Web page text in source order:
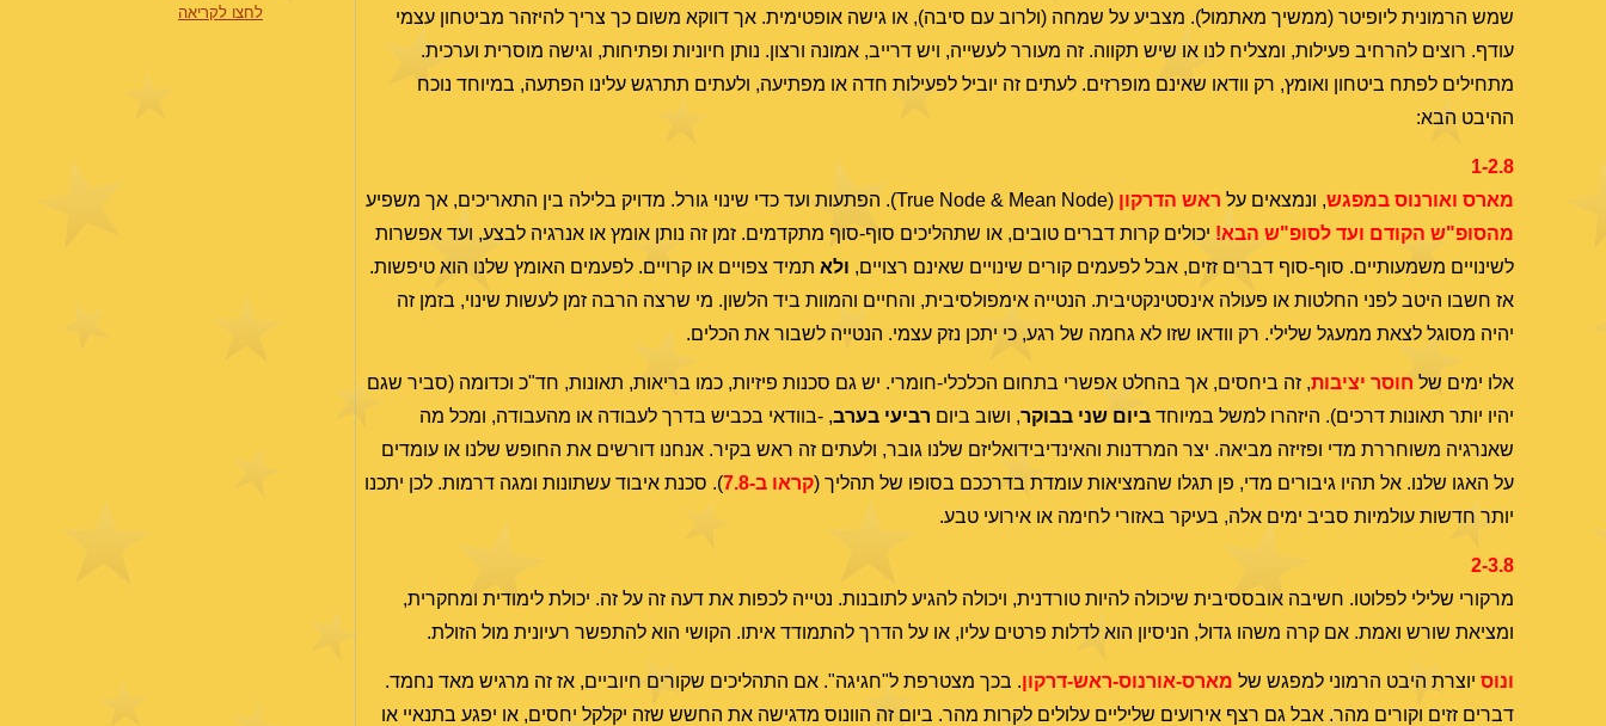
שמש הרמונית ליופיטר (ממשיך מאתמול). מצביע על שמחה (ולרוב עם סיבה), או גישה אופטימית. אך דווקא משום כך צריך להיזהר מביטחון עצמי
עודף. רוצים להרחיב פעילות, ומצליח לנו או שיש תקווה. זה מעורר לעשייה, ויש דרייב, אמונה ורצון. נותן חיוניות ופתיחות, וגישה מוסרית וערכית.
מתחילים לפתח ביטחון ואומץ, רק וודאו שאינם מופרזים. לעתים זה יוביל לפעילות חדה או מפתיעה, ולעתים תתרגש עלינו הפתעה, במיוחד נוכח
ההיבט הבא:
1-2.8
מארס ואורנוס במפגש, ונמצאים על ראש הדרקון (True Node & Mean Node). הפתעות ועד כדי שינוי גורל. מדויק בלילה בין התאריכים, אך משפיע
מהסופ"ש הקודם ועד לסופ"ש הבא! יכולים קרות דברים טובים, או שתהליכים סוף-סוף מתקדמים. זמן זה נותן אומץ או אנרגיה לבצע, ועד אפשרות
לשינויים משמעותיים. סוף-סוף דברים זזים, אבל לפעמים קורים שינויים שאינם רצויים, ולא תמיד צפויים או קרויים. לפעמים האומץ שלנו הוא טיפשות.
אז חשבו היטב לפני החלטות או פעולה אינסטינקטיבית. הנטייה אימפולסיבית, והחיים והמוות ביד הלשון. מי שרצה הרבה זמן לעשות שינוי, בזמן זה
יהיה מסוגל לצאת ממעגל שלילי. רק וודאו שזו לא גחמה של רגע, כי יתכן נזק עצמי. הנטייה לשבור את הכלים.
אלו ימים של חוסר יציבות, זה ביחסים, אך בהחלט אפשרי בתחום הכלכלי-חומרי. יש גם סכנות פיזיות, כמו בריאות, תאונות, חד"כ וכדומה (סביר שגם
יהיו יותר תאונות דרכים). היזהרו למשל במיוחד ביום שני בבוקר, ושוב ביום רביעי בערב, -בוודאי בכביש בדרך לעבודה או מהעבודה, ומכל מה
שאנרגיה משוחררת מדי ופזיזה מביאה. יצר המרדנות והאינדיבידואליזם שלנו גובר, ולעתים זה ראש בקיר. אנחנו דורשים את החופש שלנו או עומדים
על האגו שלנו. אל תהיו גיבורים מדי, פן תגלו שהמציאות עומדת בדרככם בסופו של תהליך (קראו ב-7.8
). סכנת איבוד עשתונות ומגה דרמות. לכן יתכנו
יותר חדשות עולמיות סביב ימים אלה, בעיקר באזורי לחימה או אירועי טבע.
2-3.8
מרקורי שלילי לפלוטו. חשיבה אובססיבית שיכולה להיות טורדנית, ויכולה להגיע לתובנות. נטייה לכפות את דעה זה על זה. יכולת לימודית ומחקרית,
ומציאת שורש ואמת. אם קרה משהו גדול, הניסיון הוא לדלות פרטים עליו, או על הדרך להתמודד איתו. הקושי הוא להתפשר רעיונית מול הזולת.
ונוס יוצרת היבט הרמוני למפגש של מארס-אורנוס-ראש-דרקון. בכך מצטרפת ל"חגיגה". אם התהליכים שקורים חיוביים, אז זה מרגיש מאד נחמד.
דברים זזים וקורים מהר. אבל גם רצף אירועים שליליים עלולים לקרות מהר. ביום זה הוונוס מדגישה את החשש שזה יקלקל יחסים, או יפגע בתנאיי או
לחצו לקריאה